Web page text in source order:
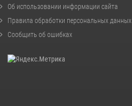
Об использовании информации сайта
Правила обработки персональных данных
Сообщить об ошибках